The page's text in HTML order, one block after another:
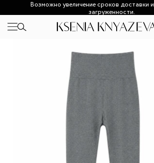
Возможно увеличение сроков доставки
загруженности.